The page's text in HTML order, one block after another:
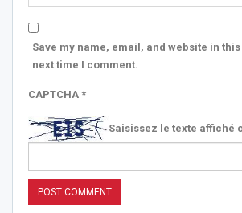
Save my name, email, and website in
next time I comment.
CAPTCHA *
Saisissez le texte affiché